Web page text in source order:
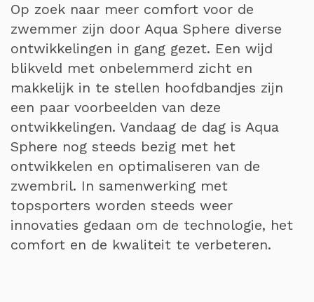
Op zoek naar meer comfort voor de
zwemmer zijn door Aqua Sphere diverse
ontwikkelingen in gang gezet. Een wijd
blikveld met onbelemmerd zicht en
makkelijk in te stellen hoofdbandjes zijn
een paar voorbeelden van deze
ontwikkelingen. Vandaag de dag is Aqua
Sphere nog steeds bezig met het
ontwikkelen en optimaliseren van de
zwembril. In samenwerking met
topsporters worden steeds weer
innovaties gedaan om de technologie, het
comfort en de kwaliteit te verbeteren.